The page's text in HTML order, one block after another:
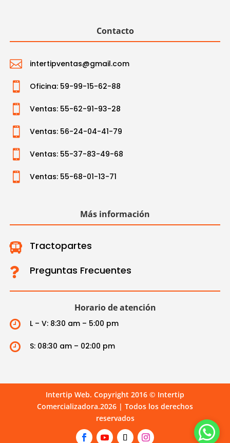
Contacto
 intertipventas@gmail.com
 Oficina: 59-99-15-62-88
 Ventas: 55-62-91-93-28
 Ventas: 56-24-04-41-79
 Ventas: 55-37-83-49-68
 Ventas: 55-68-01-13-71
Más información
 Tractopartes
 Preguntas Frecuentes
Horario de atención
 L – V: 8:30 am – 5:00 pm
 S: 08:30 am – 02:00 pm
Intertip Web. Copyright 2016 © Intertip
Comercializadora.2026 | Todos los derechos
reservados